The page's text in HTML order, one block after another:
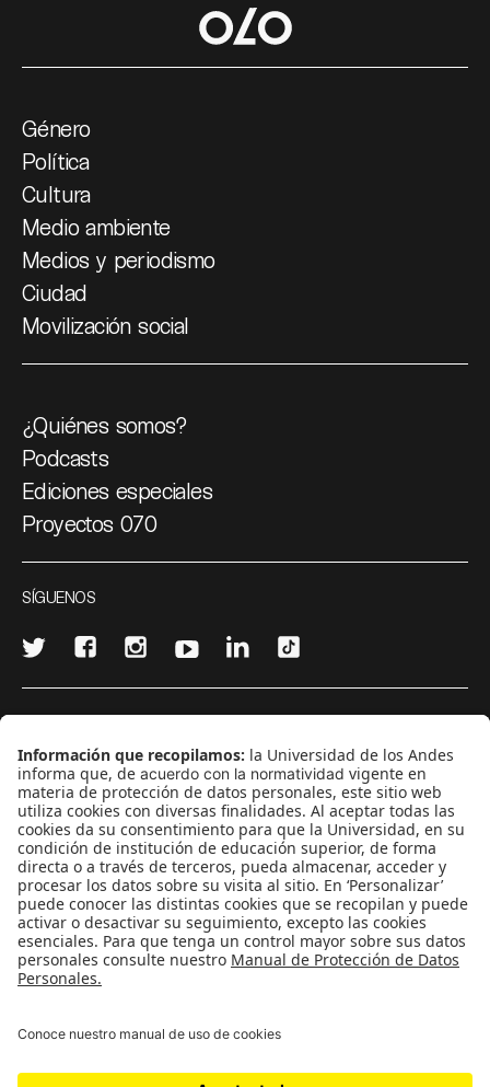
Género
Política
Cultura
Medio ambiente
Medios y periodismo
Ciudad
Movilización social
¿Quiénes somos?
Podcasts
Ediciones especiales
Proyectos 070
SÍGUENOS
CONTÁCTANOS
cerosetenta@uniandes.edu.co
BOGOTÁ, COLOMBIA
NEWSLETTER